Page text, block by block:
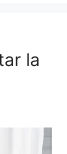
la